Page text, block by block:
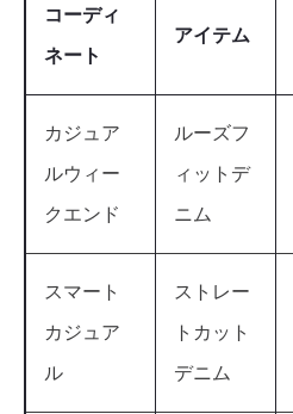
コーディ
ネート
アイテム
カジュア
ルウィー
クエンド
ルーズフ
ィットデ
ニム
スマート
カジュア
ル
ストレー
トカット
デニム